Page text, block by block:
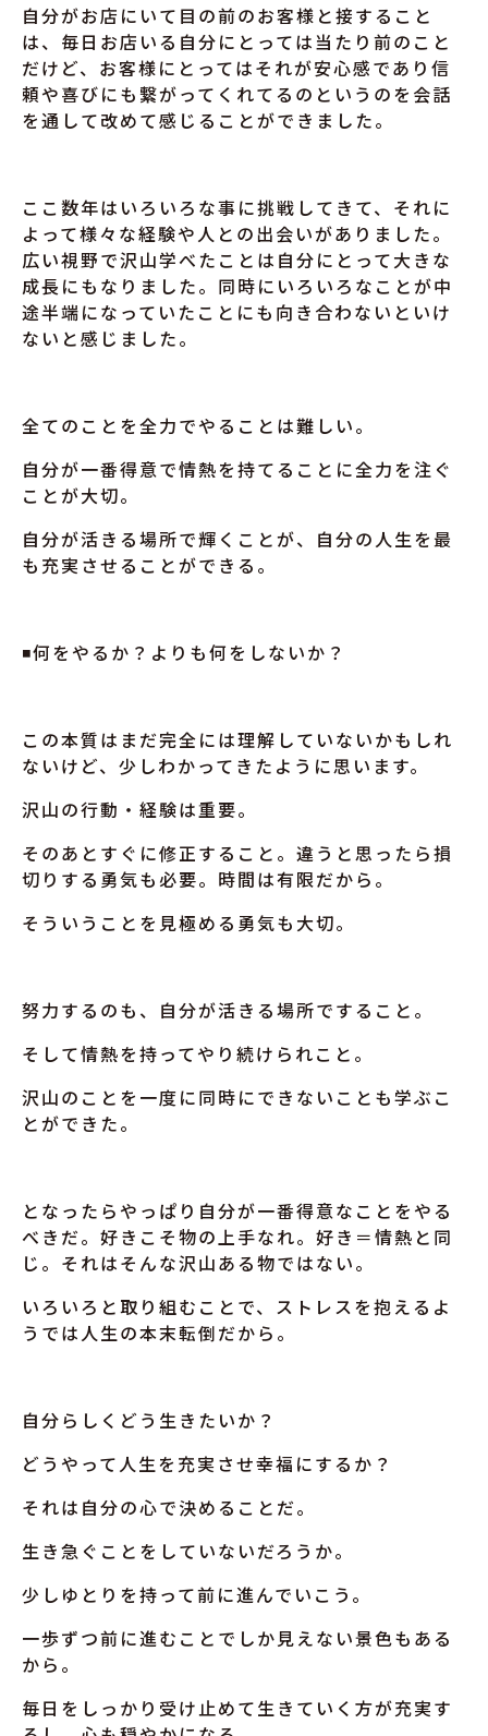
自分がお店にいて目の前のお客様と接すること
は、毎日お店いる自分にとっては当たり前のこと
だけど、お客様にとってはそれが安心感であり信
頼や喜びにも繋がってくれてるのというのを会話
を通して改めて感じることができました。
ここ数年はいろいろな事に挑戦してきて、それに
よって様々な経験や人との出会いがありました。
広い視野で沢山学べたことは自分にとって大きな
成長にもなりました。同時にいろいろなことが中
途半端になっていたことにも向き合わないといけ
ないと感じました。
全てのことを全力でやることは難しい。
自分が一番得意で情熱を持てることに全力を注ぐ
ことが大切。
自分が活きる場所で輝くことが、自分の人生を最
も充実させることができる。
◾️何をやるか？よりも何をしないか？
この本質はまだ完全には理解していないかもしれ
ないけど、少しわかってきたように思います。
沢山の行動・経験は重要。
そのあとすぐに修正すること。違うと思ったら損
切りする勇気も必要。時間は有限だから。
そういうことを見極める勇気も大切。
努力するのも、自分が活きる場所ですること。
そして情熱を持ってやり続けられこと。
沢山のことを一度に同時にできないことも学ぶこ
とができた。
となったらやっぱり自分が一番得意なことをやる
べきだ。好きこそ物の上手なれ。好き＝情熱と同
じ。それはそんな沢山ある物ではない。
いろいろと取り組むことで、ストレスを抱えるよ
うでは人生の本末転倒だから。
自分らしくどう生きたいか？
どうやって人生を充実させ幸福にするか？
それは自分の心で決めることだ。
生き急ぐことをしていないだろうか。
少しゆとりを持って前に進んでいこう。
一歩ずつ前に進むことでしか見えない景色もある
から。
毎日をしっかり受け止めて生きていく方が充実す